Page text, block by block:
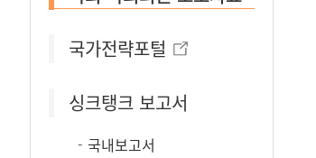
국가전략포털
싱크탱크 보고서
국내보고서